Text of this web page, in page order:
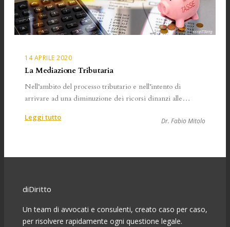
14 APRILE 2020
La Mediazione Tributaria
Nell’ambito del processo tributario e nell’intento di
arrivare ad una diminuzione dei ricorsi dinanzi alle…
Leggi tutto:
Dr. Fabio Mitolo
diDiritto
Un team di avvocati e consulenti, creato caso per caso,
per risolvere rapidamente ogni questione legale.